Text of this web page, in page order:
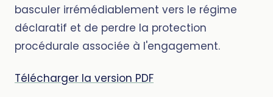
basculer irrémédiablement vers le régime
déclaratif et de perdre la protection
procédurale associée à l'engagement.
Télécharger la version PDF